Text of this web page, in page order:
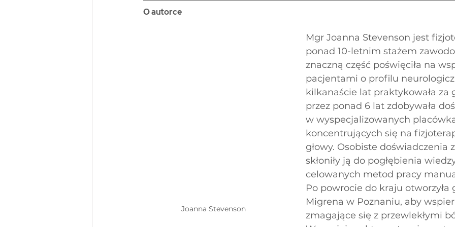
O autorce
Joanna Stevenson
Mgr Joanna Stevenson jest
ponad 10-letnim stażem
znaczną część poświęciła na
pacjentami o profilu
kilkanaście lat praktykowała za
przez ponad 6 lat zdobywała
w wyspecjalizowanych
koncentrujących się na
głowy. Osobiste doświadczenia
skłoniły ją do pogłębienia
celowanych metod pracy
Po powrocie do kraju
Migrena w Poznaniu, aby
zmagające się z przewlekłymi